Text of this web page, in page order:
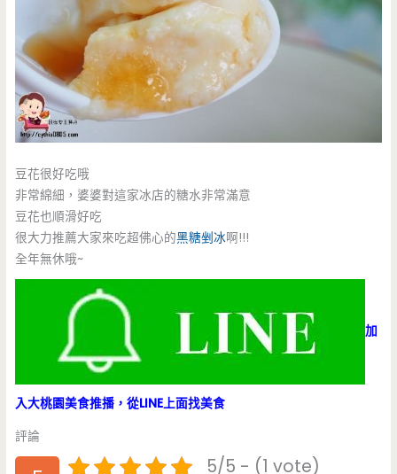
豆花很好吃哦
非常綿細，婆婆對這家冰店的糖水非常滿意
豆花也順滑好吃
很大力推薦大家來吃超佛心的黑糖剉冰啊!!!
全年無休哦~
加
入大桃園美食推播，從LINE上面找美食
評論
5/5 - (1 vote)